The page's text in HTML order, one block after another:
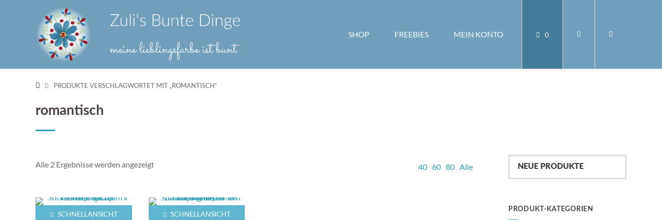
SHOP FREEBIES MEIN KONTO 0
PRODUKTE VERSCHLAGWORTET MIT „ROMANTISCH“
romantisch
Alle 2 Ergebnisse werden angezeigtNach
40 60 80 Alle
SCHNELLANSICHT SCHNELLANSICHT
PRODUKT-KATEGORIEN